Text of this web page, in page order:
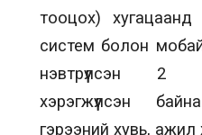
тооцох)
систем болон
нэвтрүүлсэн 2
хэрэгжүүлсэн
гэрээний хувь, ажил